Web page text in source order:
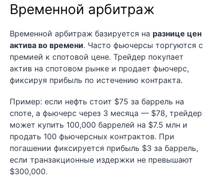
Временной арбитраж
Временной арбитраж базируется на разнице цен
актива во времени. Часто фьючерсы торгуются с
премией к спотовой цене. Трейдер покупает
актив на спотовом рынке и продает фьючерс,
фиксируя прибыль по истечению контракта.
Пример: если нефть стоит $75 за баррель на
споте, а фьючерс через 3 месяца — $78, трейдер
может купить 100,000 баррелей на $7.5 млн и
продать 100 фьючерсных контрактов. При
погашении фиксируется прибыль $3 за баррель,
если транзакционные издержки не превышают
$300,000.